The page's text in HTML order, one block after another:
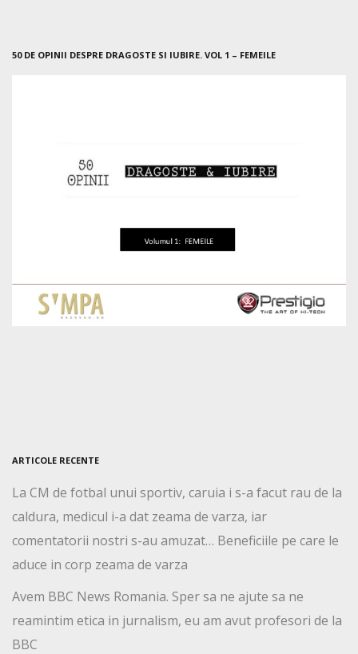
50 DE OPINII DESPRE DRAGOSTE SI IUBIRE. VOL 1 – FEMEILE
ARTICOLE RECENTE
La CM de fotbal unui sportiv, caruia i s-a facut rau de la
caldura, medicul i-a dat zeama de varza, iar
comentatorii nostri s-au amuzat… Beneficiile pe care le
aduce in corp zeama de varza
Avem BBC News Romania. Sper sa ne ajute sa ne
reamintim etica in jurnalism, eu am avut profesori de la
BBC